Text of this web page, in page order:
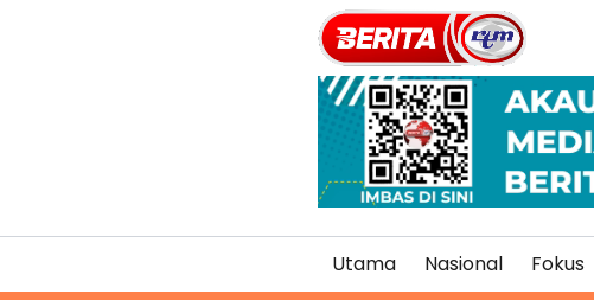
Utama Nasional Fokus